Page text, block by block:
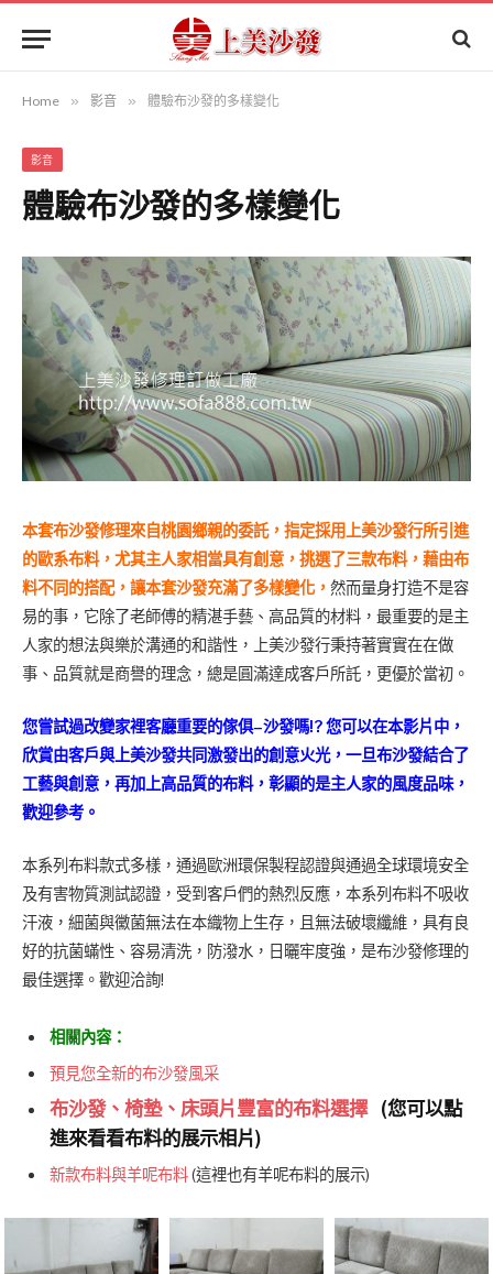
Home » 影音 » 體驗布沙發的多樣變化
影音
體驗布沙發的多樣變化
本套布沙發修理來自桃園鄉親的委託，指定採用上美沙發行所引進
的歐系布料，尤其主人家相當具有創意，挑選了三款布料，藉由布
料不同的搭配，讓本套沙發充滿了多樣變化， 然而量身打造不是容
易的事，它除了老師傅的精湛手藝、高品質的材料，最重要的是主
人家的想法與樂於溝通的和諧性，上美沙發行秉持著實實在在做
事、品質就是商譽的理念，總是圓滿達成客戶所託，更優於當初。
您嘗試過改變家裡客廳重要的傢俱–沙發嗎!? 您可以在本影片中，
欣賞由客戶與上美沙發共同激發出的創意火光，一旦布沙發結合了
工藝­與創意，再加上高品質的布料，彰顯的是主人家的風度品味，
歡迎參考。
本系列布料款式多樣，通過歐洲環保製程認證與通過全球環境安全
及有害物質測試認證，受到客戶們的­熱烈反應，本系列布料不吸收
汗液，細菌與黴菌無法在本織物上生存，且無法破壞纖維，具­有良
好的抗菌蟎性、容易清洗，防潑水，日曬牢度強，是布沙發修理的
最佳選擇。歡迎洽詢!
相關內容：
預見您全新的布沙發風采
布沙發、椅墊、床頭片豐富的布料選擇(您可以點
進來看看布料的展示相片)
新款布料與羊呢布料(這裡也有羊呢布料的展示)